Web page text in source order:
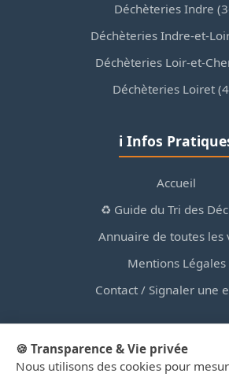
Déchèteries Indre
Déchèteries Indre-et-
Déchèteries Loir-et-
Déchèteries Loiret
ℹ️ Infos
Accueil
♻️ Guide du Tri des
Annuaire de toutes les
Mentions Légales
Contact / Signaler une
© 2026
🍪 Transparence & Vie privée
Nous utilisons des cookies pour